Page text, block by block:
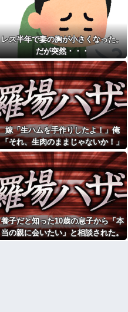
猫って、年数が経てば立つほ
ど距離が近くなるのかな。最近
は、枕の横で寝てる。【再】
【腹筋崩壊】見た瞬間吹いた
画像を貼っていくスレｗｗｗｗ
他
子なし保育士の義兄夫婦、上
から目線で育児アドバイスされ
る日々に限界！「この時期は知
育おもちゃが〜」と理想論を語
り、義父母も「頼れ頼れ」とウ
ザすぎる・・・
5年前に交際していた元カレは
味覚が異常な人。ファミレスへ
行くと備え付けの醤油をジャボ
ジャボ入れてサイゼのミラノ風
ドリアには醤油を3秒くらいかけ
ていた。おやつはアンチョビ
24歳年収550万ワイ、高級車も
豪邸も買えない人生が確定して
いる事実に咽び泣く
冷蔵庫あけたらパイナップル
があって友人が食ったら、友人
ところのジジイが買ったたくあ
んだったんだか
【腹筋崩壊】見た瞬間吹いた
レス半年で妻の胸が小さくなった。
だが突然・・・
嫁「生ハムを手作りしたよ！」俺
「それ、生肉のままじゃないか！」
→食べてしまった翌日にまさかの事
態が…
養子だと知った10歳の息子から「本
当の親に会いたい」と相談された。